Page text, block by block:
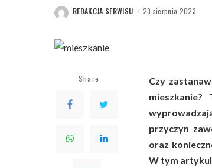
POSTED
REDAKCJA SERWISU 23 sierpnia 2023
Share
Czy
przyczyn
oraz
W tym